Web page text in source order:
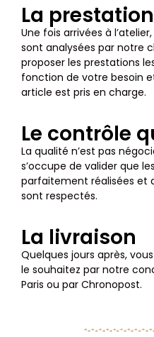
La prestation
Une fois arrivées à
sont analysées par notre
proposer les prestations
fonction de votre besoin
article est pris en charge.
Le contrôle
La qualité n’est pas
s’occupe de valider que
parfaitement réalisées et
sont respectés.
La livraison
Quelques jours après,
le souhaitez par notre
Paris ou par Chronopost.